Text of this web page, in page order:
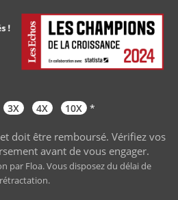
3X 4X 10X *
doit être remboursé. Vérifiez vos
avant de vous engager.
par Floa. Vous disposez du délai de
rétractation.